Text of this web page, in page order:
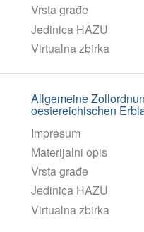
Vrsta građe
Jedinica HAZU
Virtualna zbirka
Allgemeine
oestereichischen
Impresum
Materijalni opis
Vrsta građe
Jedinica HAZU
Virtualna zbirka